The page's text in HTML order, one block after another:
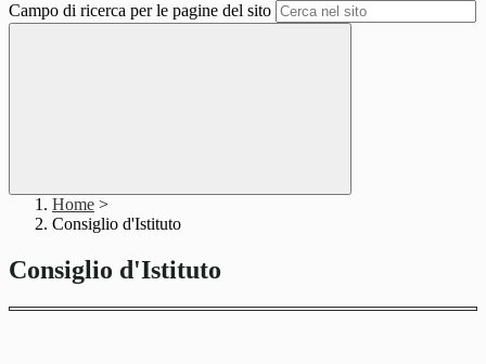
Campo di ricerca per le pagine del sito
Home >
Consiglio d'Istituto
Consiglio d'Istituto